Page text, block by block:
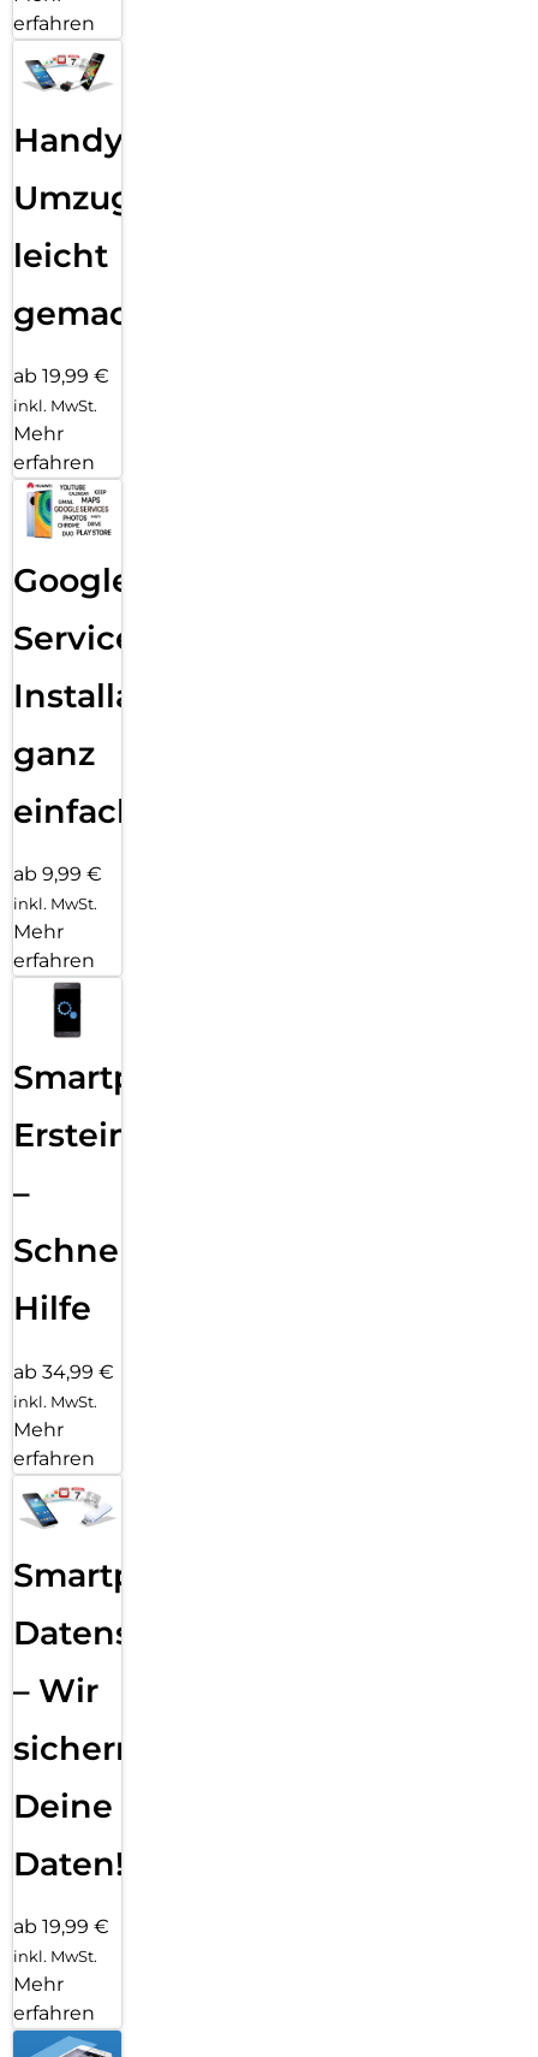
Panzerglases schnell, einfach und exakt.
erfahren
Handy
Umzug
leicht
gemacht!
ab 19,99 €
inkl. MwSt.
Mehr
erfahren
Google
Services
Installation
ganz
einfach
ab 9,99 €
inkl. MwSt.
Mehr
erfahren
Smartphone
Ersteinrichtung
–
Schnelle
Hilfe
ab 34,99 €
inkl. MwSt.
Mehr
erfahren
Smartphone
Datensicherung
– Wir
sichern
Deine
Daten!
ab 19,99 €
inkl. MwSt.
Mehr
erfahren